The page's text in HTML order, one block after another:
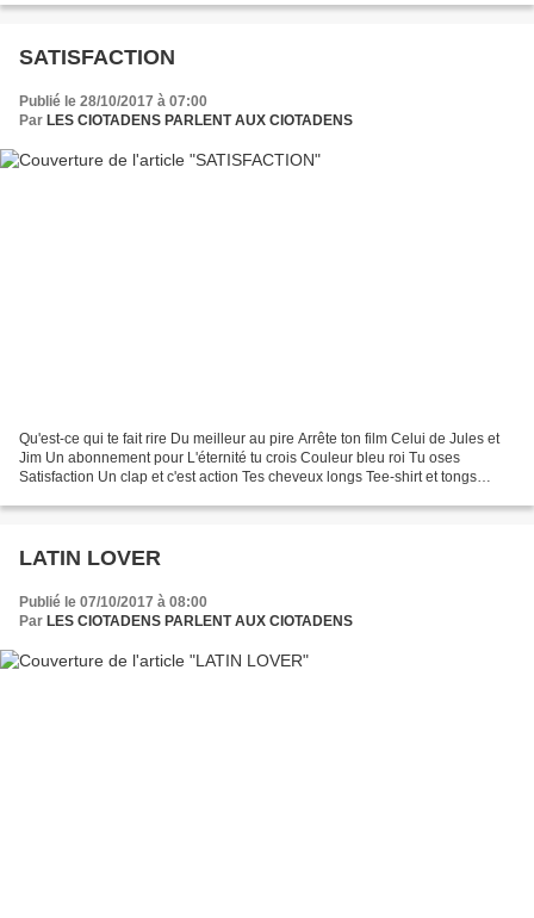
SATISFACTION
Publié le 28/10/2017 à 07:00
Par LES CIOTADENS PARLENT AUX CIOTADENS
Qu'est-ce qui te fait rire Du meilleur au pire Arrête ton film Celui de Jules et
Jim Un abonnement pour L'éternité tu crois Couleur bleu roi Tu oses
Satisfaction Un clap et c'est action Tes cheveux longs Tee-shirt et tongs
LATIN LOVER
Publié le 07/10/2017 à 08:00
Par LES CIOTADENS PARLENT AUX CIOTADENS